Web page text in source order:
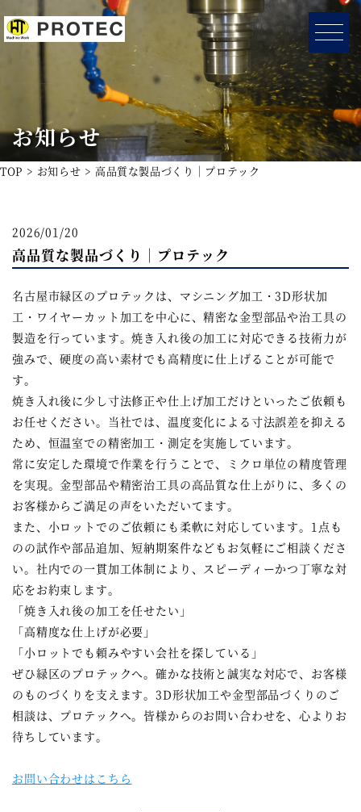
お知らせ
TOP お知らせ 高品質な製品づくり｜プロテック
2026/01/20
高品質な製品づくり｜プロテック
名古屋市緑区のプロテックは、マシニング加工・3D形状加
工・ワイヤーカット加工を中心に、精密な金型部品や治工具の
製造を行っています。焼き入れ後の加工に対応できる技術力が
強みで、硬度の高い素材でも高精度に仕上げることが可能で
す。
焼き入れ後に少し寸法修正や仕上げ加工だけといったご依頼も
お任せください。当社では、温度変化による寸法誤差を抑える
ため、恒温室での精密加工・測定を実施しています。
常に安定した環境で作業を行うことで、ミクロ単位の精度管理
を実現。金型部品や精密治工具の高品質な仕上がりに、多くの
お客様からご満足の声をいただいてます。
また、小ロットでのご依頼にも柔軟に対応しています。1点も
のの試作や部品追加、短納期案件などもお気軽にご相談くださ
い。社内での一貫加工体制により、スピーディーかつ丁寧な対
応をお約束します。
「焼き入れ後の加工を任せたい」
「高精度な仕上げが必要」
「小ロットでも頼みやすい会社を探している」
ぜひ緑区のプロテックへ。確かな技術と誠実な対応で、お客様
のものづくりを支えます。3D形状加工や金型部品づくりのご
相談は、プロテックへ。皆様からのお問い合わせを、心よりお
待ちしています。
お問い合わせはこちら